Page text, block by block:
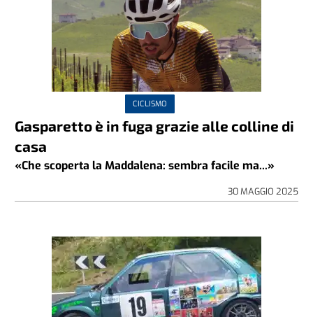
CICLISMO
Gasparetto è in fuga grazie alle colline di
casa
«Che scoperta la Maddalena: sembra facile ma...»
30 MAGGIO 2025